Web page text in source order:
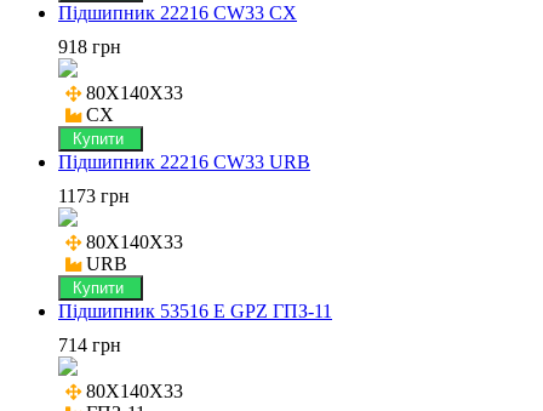
Підшипник 22216 CW33 CX
918 грн
80X140X33
CX
Купити
Підшипник 22216 CW33 URB
1173 грн
80X140X33
URB
Купити
Підшипник 53516 Е GPZ ГПЗ-11
714 грн
80X140X33